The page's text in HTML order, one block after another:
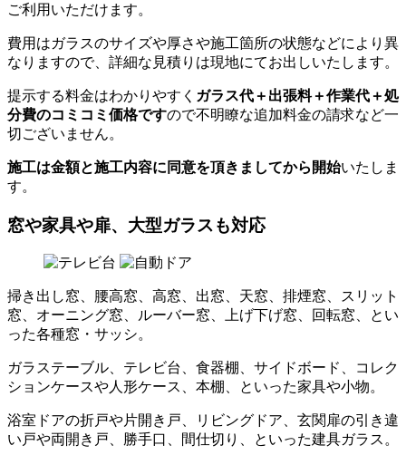
ご利用いただけます。
費用はガラスのサイズや厚さや施工箇所の状態などにより異
なりますので、詳細な見積りは現地にてお出しいたします。
提示する料金はわかりやすく ガラス代＋出張料＋作業代＋処
分費のコミコミ価格ですので不明瞭な追加料金の請求など一
切ございません。
施工は金額と施工内容に同意を頂きましてから開始いたしま
す。
窓や家具や扉、大型ガラスも対応
掃き出し窓、腰高窓、高窓、出窓、天窓、排煙窓、スリット
窓、オーニング窓、ルーバー窓、上げ下げ窓、回転窓、とい
った各種窓・サッシ。
ガラステーブル、テレビ台、食器棚、サイドボード、コレク
ションケースや人形ケース、本棚、といった家具や小物。
浴室ドアの折戸や片開き戸、リビングドア、玄関扉の引き違
い戸や両開き戸、勝手口、間仕切り、といった建具ガラス。